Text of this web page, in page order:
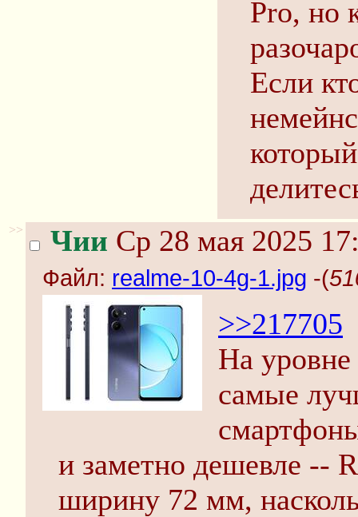
Pro, но
Если
>> Чии Ср 28 мая 2025
Файл: realme-10-4g-1.jpg -(
>>217705
На уровне
самые
и заметно дешевле --
ширину 72 мм,